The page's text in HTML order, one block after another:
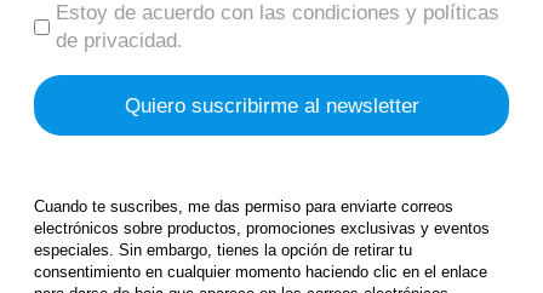
Estoy de acuerdo con las condiciones y políticas
de privacidad.
Cuando te suscribes, me das permiso para enviarte correos
electrónicos sobre productos, promociones exclusivas y eventos
especiales. Sin embargo, tienes la opción de retirar tu
consentimiento en cualquier momento haciendo clic en el enlace